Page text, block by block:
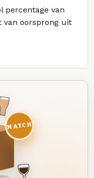
percentage van
van oorsprong uit
MATCH